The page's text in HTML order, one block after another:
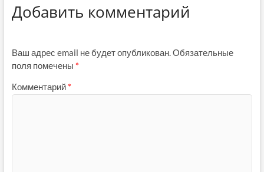
Добавить комментарий
Ваш адрес email не будет опубликован.Обязательные
поля помечены *
Комментарий *